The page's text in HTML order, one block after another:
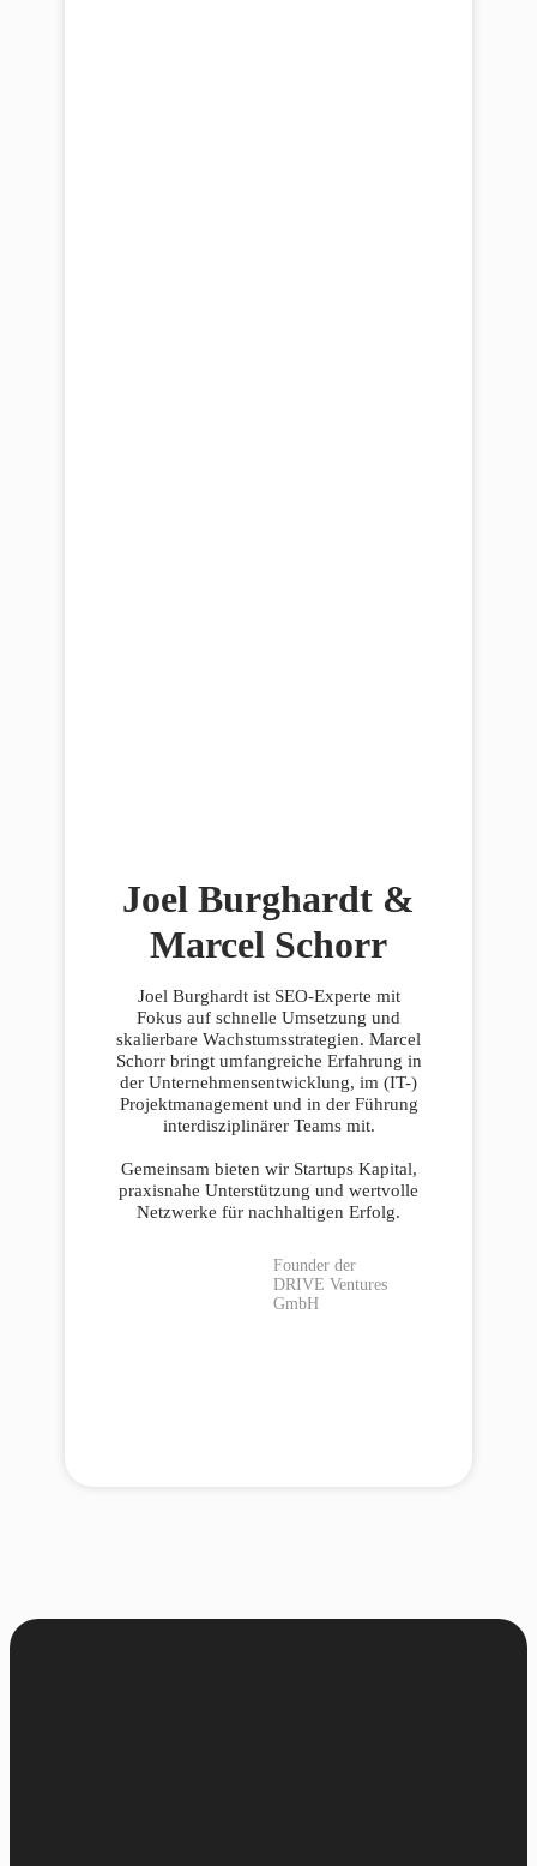
Joel Burghardt &
Marcel Schorr
Joel Burghardt ist SEO-Experte mit
Fokus auf schnelle Umsetzung und
skalierbare Wachstumsstrategien. Marcel
Schorr bringt umfangreiche Erfahrung in
der Unternehmensentwicklung, im (IT-)
Projektmanagement und in der Führung
interdisziplinärer Teams mit.
Gemeinsam bieten wir Startups Kapital,
praxisnahe Unterstützung und wertvolle
Netzwerke für nachhaltigen Erfolg.
Founder der
DRIVE Ventures
GmbH